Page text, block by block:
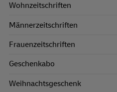
Wohnzeitschriften
Männerzeitschriften
Frauenzeitschriften
Geschenkabo
Weihnachtsgeschenk